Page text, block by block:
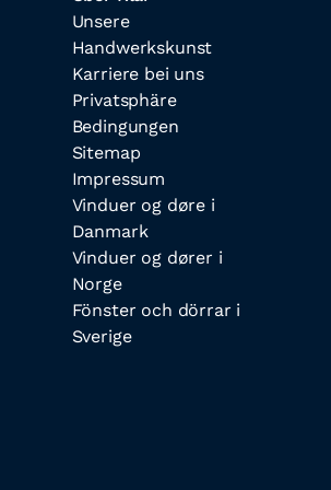
Unsere
Handwerkskunst
Karriere bei uns
Privatsphäre
Bedingungen
Sitemap
Impressum
Vinduer og døre i
Danmark
Vinduer og dører i
Norge
Fönster och dörrar i
Sverige